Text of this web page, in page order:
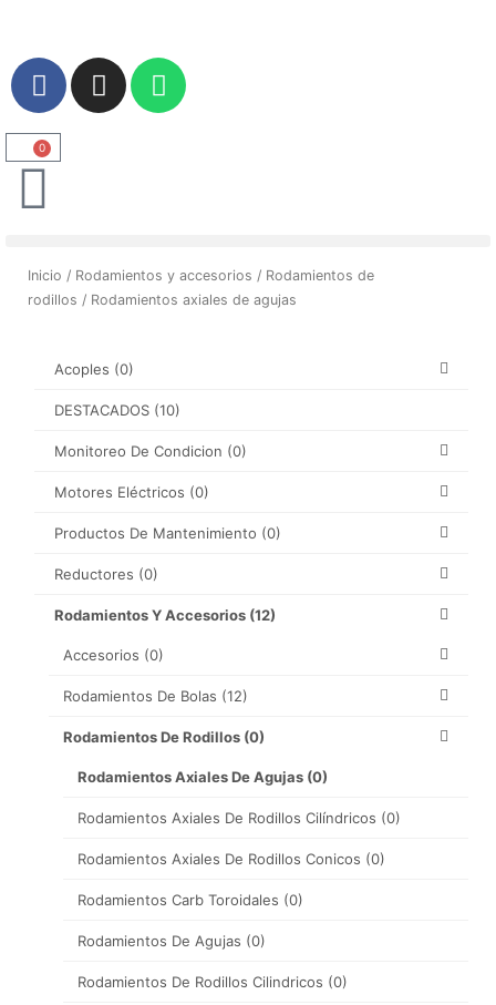
contenido
F
a
c
e
b
o
k
I
n
a
m
W
h
p
0
Carrito
Inicio / Rodamientos y accesorios / Rodamientos de
rodillos / Rodamientos axiales de agujas
Acoples (0)
DESTACADOS (10)
Monitoreo De Condicion (0)
Motores Eléctricos (0)
Productos De Mantenimiento (0)
Reductores (0)
Rodamientos Y Accesorios (12)
Accesorios (0)
Rodamientos De Bolas (12)
Rodamientos De Rodillos (0)
Rodamientos Axiales De Agujas (0)
Rodamientos Axiales De Rodillos Cilíndricos (0)
Rodamientos Axiales De Rodillos Conicos (0)
Rodamientos Carb Toroidales (0)
Rodamientos De Agujas (0)
Rodamientos De Rodillos Cilindricos (0)